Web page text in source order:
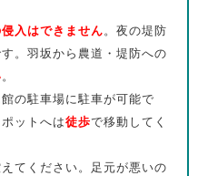
入はできません 。夜の堤防
。羽坂から農道・堤防への
。
の駐車場に駐車が可能で
ットへは徒歩で移動してく
てください。足元が悪いの